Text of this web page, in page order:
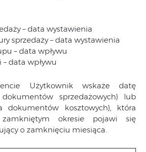
– data wystawienia
sprzedaży – data wystawienia
– data wpływu
data wpływu
Użytkownik wskaże datę
sprzedażowych) lub
dokumentów kosztowych), która
okresie pojawi się
o zamknięciu miesiąca.